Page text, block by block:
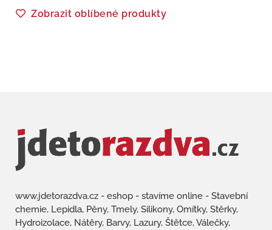
Zobrazit oblíbené produkty
www.jdetorazdva.cz - eshop - stavíme online - Stavební
chemie, Lepidla, Pěny, Tmely, Silikony, Omítky, Stěrky,
Hydroizolace, Nátěry, Barvy, Lazury, Štětce, Válečky,